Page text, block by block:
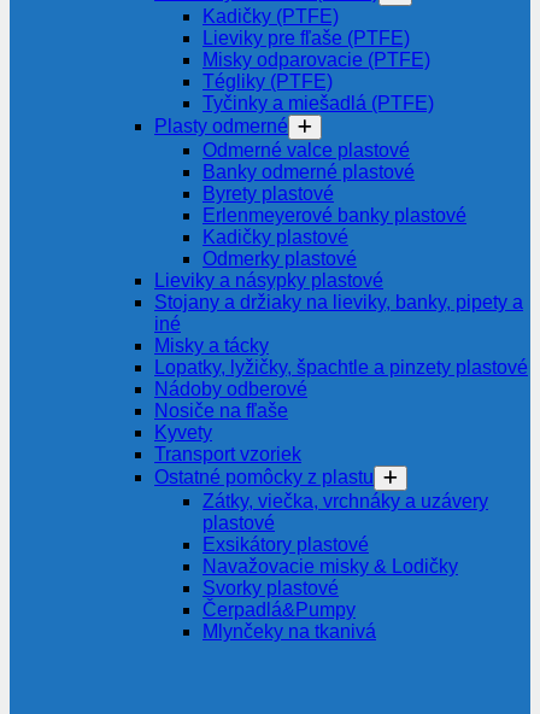
Kadičky (PTFE)
Lieviky pre fľaše (PTFE)
Misky odparovacie (PTFE)
Tégliky (PTFE)
Tyčinky a miešadlá (PTFE)
Plasty odmerné
Odmerné valce plastové
Banky odmerné plastové
Byrety plastové
Erlenmeyerové banky plastové
Kadičky plastové
Odmerky plastové
Lieviky a násypky plastové
Stojany a držiaky na lieviky, banky, pipety a
iné
Misky a tácky
Lopatky, lyžičky, špachtle a pinzety plastové
Nádoby odberové
Nosiče na fľaše
Kyvety
Transport vzoriek
Ostatné pomôcky z plastu
Zátky, viečka, vrchnáky a uzávery
plastové
Exsikátory plastové
Navažovacie misky & Lodičky
Svorky plastové
Čerpadlá&Pumpy
Mlynčeky na tkanivá